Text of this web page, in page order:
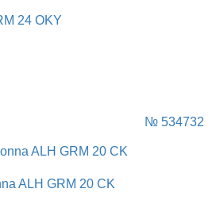
24 OKY
№ 534732
ALH GRM 20 CK